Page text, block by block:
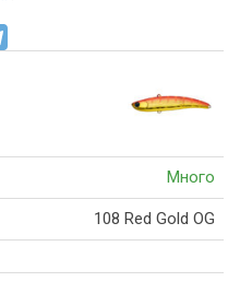
Много
108 Red Gold OG